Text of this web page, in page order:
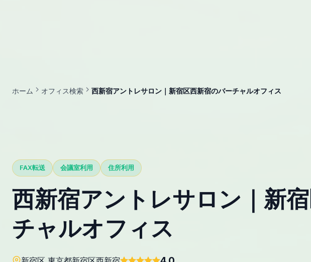
ホーム オフィス検索 西新宿アントレサロン｜新宿区西新宿のバーチャルオフィス
FAX転送 会議室利用 住所利用
西新宿アントレサロン｜新
チャルオフィス